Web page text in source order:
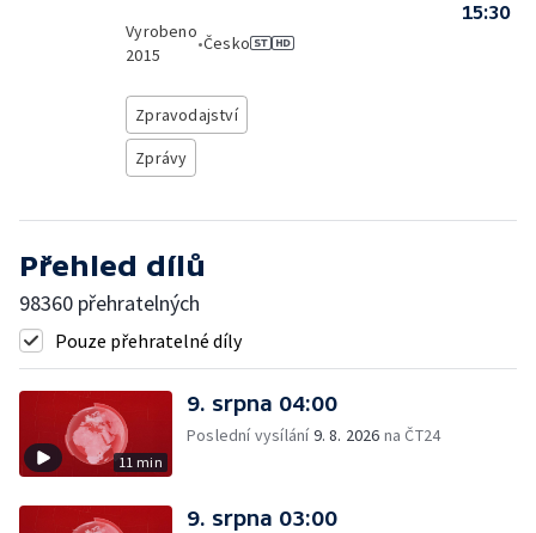
Vyrobeno
2015
•Česko
Zpravodajství
Zprávy
15:30
Přehled dílů
98360 přehratelných
Pouze přehratelné díly
11 min
9. srpna 04:00
Poslední vysílání9. 8. 2026 na ČT24
9. srpna 03:00